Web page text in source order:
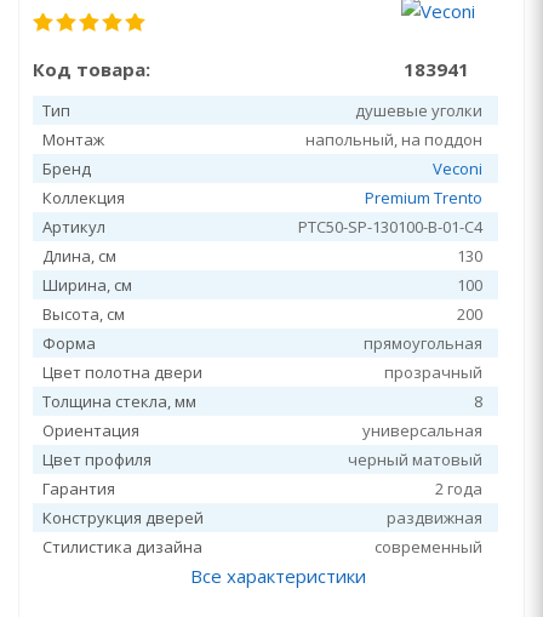
Код товара: 183941
Тип
душевые уголки
Монтаж
напольный, на поддон
Бренд
Veconi
Коллекция
Premium Trento
Артикул
PTC50-SP-130100-B-01-C4
Длина, см
130
Ширина, см
100
Высота, см
200
Форма
прямоугольная
Цвет полотна двери
прозрачный
Толщина стекла, мм
8
Ориентация
универсальная
Цвет профиля
черный матовый
Гарантия
2 года
Конструкция дверей
раздвижная
Стилистика дизайна
современный
Все характеристики